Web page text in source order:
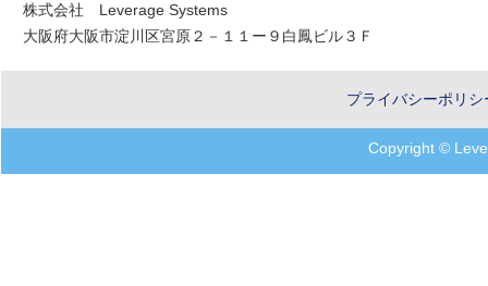
株式会社 Leverage Systems
大阪府大阪市淀川区宮原２－１１ー９白鳳ビル３Ｆ
プライバシーポリシ
Copyright ©